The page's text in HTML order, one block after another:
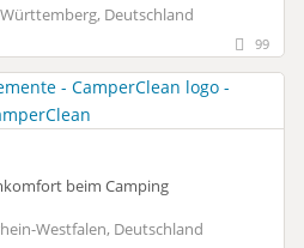
Deutschland
99
beim Camping
Westfalen, Deutschland